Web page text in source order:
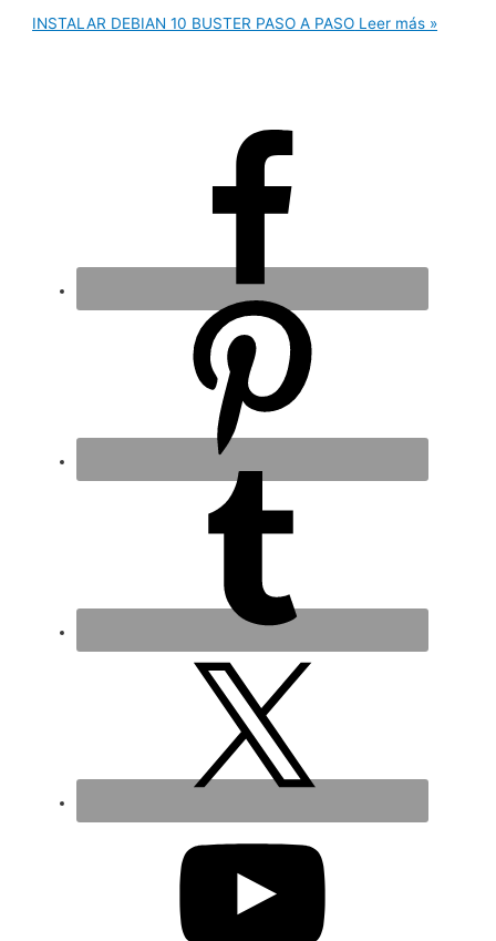
INSTALAR DEBIAN 10 BUSTER PASO A PASO Leer más »